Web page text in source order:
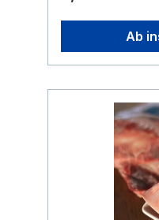
Altersgruppen
Zahnproblemen Geeignet für junge, ältere
und übergewichtige
Werte: Rohprotein: 14,80% Rohfett: 41,80%
Rohasche: 0,60% Rohfaser: <0,1
Zusätzen! Du
tiefgefroren in
Stücken in
Gewünschte
entnehmen,
den Beutel
für eine saubere
Portionierung.
Aufsicht füttern
Rohasche: 4,70% Rohfaser: <0,1
Feuchtigkeit: 52,20% Calcium 1090
Naturrein und frei
Menge einfach
Beutel wieder
zurück ins
saubere und
Knochen bitte nur
nur roh geben.
Ab